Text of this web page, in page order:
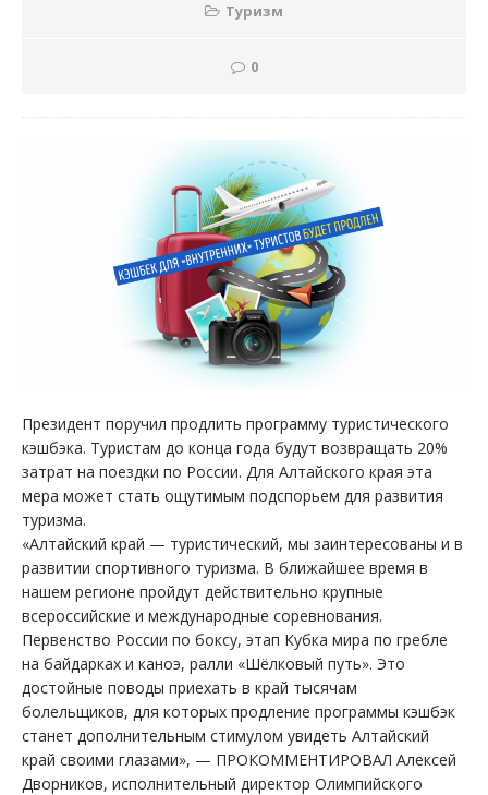
Туризм
0
Президент поручил продлить программу туристического
кэшбэка. Туристам до конца года будут возвращать 20%
затрат на поездки по России. Для Алтайского края эта
мера может стать ощутимым подспорьем для развития
туризма.
«Алтайский край — туристический, мы заинтересованы и в
развитии спортивного туризма. В ближайшее время в
нашем регионе пройдут действительно крупные
всероссийские и международные соревнования.
Первенство России по боксу, этап Кубка мира по гребле
на байдарках и каноэ, ралли «Шёлковый путь». Это
достойные поводы приехать в край тысячам
болельщиков, для которых продление программы кэшбэк
станет дополнительным стимулом увидеть Алтайский
край своими глазами», — ПРОКОММЕНТИРОВАЛ Алексей
Дворников, исполнительный директор Олимпийского